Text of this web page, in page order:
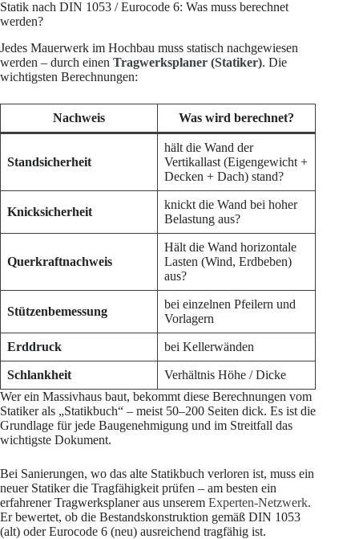
Statik nach DIN 1053 / Eurocode 6: Was muss berechnet
werden?
Jedes Mauerwerk im Hochbau muss statisch nachgewiesen
werden – durch einen Tragwerksplaner (Statiker). Die
wichtigsten Berechnungen:
Nachweis Was wird berechnet?
Standsicherheit
hält die Wand der
Vertikallast (Eigengewicht +
Decken + Dach) stand?
Knicksicherheit
knickt die Wand bei hoher
Belastung aus?
Querkraftnachweis
Hält die Wand horizontale
Lasten (Wind, Erdbeben)
aus?
Stützenbemessung
bei einzelnen Pfeilern und
Vorlagern
Erddruck bei Kellerwänden
Schlankheit
Verhältnis Höhe / Dicke
Wer ein Massivhaus baut, bekommt diese Berechnungen vom
Statiker als „Statikbuch“ – meist 50–200 Seiten dick. Es ist die
Grundlage für jede Baugenehmigung und im Streitfall das
wichtigste Dokument.
Bei Sanierungen, wo das alte Statikbuch verloren ist, muss ein
neuer Statiker die Tragfähigkeit prüfen – am besten ein
erfahrener Tragwerksplaner aus unserem Experten-Netzwerk.
Er bewertet, ob die Bestandskonstruktion gemäß DIN 1053
(alt) oder Eurocode 6 (neu) ausreichend tragfähig ist.